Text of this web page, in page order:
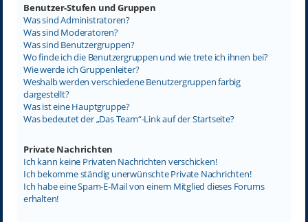
Benutzer-Stufen und Gruppen
Was sind Administratoren?
Was sind Moderatoren?
Was sind Benutzergruppen?
Wo finde ich die Benutzergruppen und wie trete ich ihnen bei?
Wie werde ich Gruppenleiter?
Weshalb werden verschiedene Benutzergruppen farbig
dargestellt?
Was ist eine Hauptgruppe?
Was bedeutet der „Das Team“-Link auf der Startseite?
Private Nachrichten
Ich kann keine Privaten Nachrichten verschicken!
Ich bekomme ständig unerwünschte Private Nachrichten!
Ich habe eine Spam-E-Mail von einem Mitglied dieses Forums
erhalten!